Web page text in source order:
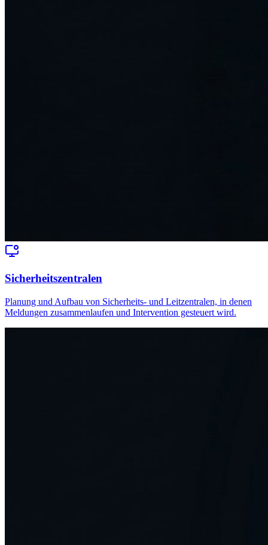
Sicherheitszentralen
Planung und Aufbau von Sicherheits- und Leitzentralen, in denen
Meldungen zusammenlaufen und Intervention gesteuert wird.